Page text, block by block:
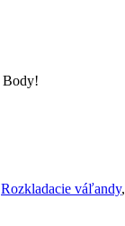
Body!
Rozkladacie váľandy,